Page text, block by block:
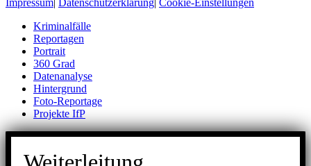
Impressum| Datenschutzerklärung| Cookie-Einstellungen
Kriminalfälle
Reportagen
Portrait
360 Grad
Datenanalyse
Hintergrund
Foto-Reportage
Projekte IfP